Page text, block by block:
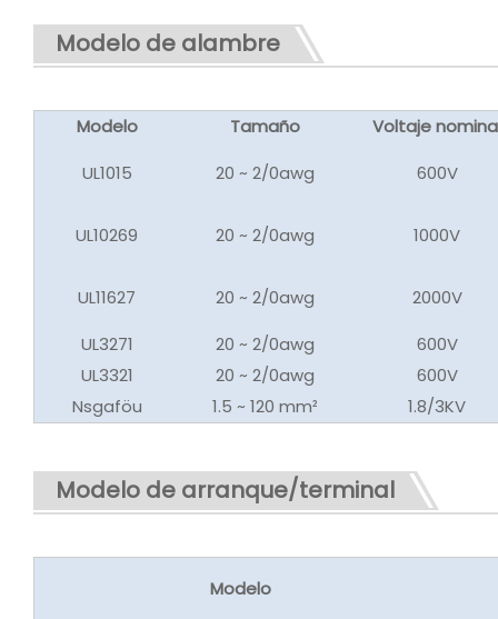
Modelo de alambre
Modelo Tamaño
Voltaje
UL1015
20 ~ 2/0awg 600V
UL10269 20 ~ 2/0awg 1000V
UL11627 20 ~ 2/0awg
2000V
UL3271
20 ~ 2/0awg
600V
UL3321
20 ~ 2/0awg
600V
Nsgaföu
1.5 ~ 120 mm² 1.8/3KV
Modelo de arranque/terminal
Modelo